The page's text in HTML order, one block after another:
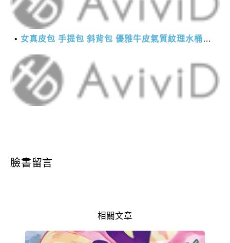
女真皮包 手提包 斜背包 優雅牛皮氣質紋理水桶包(2色)【XBO7950112】＊艾美時尚(現+預)
臉書留言
相關文章